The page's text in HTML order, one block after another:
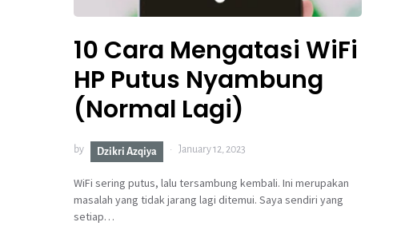
10 Cara Mengatasi WiFi
HP Putus Nyambung
(Normal Lagi)
by Dzikri Azqiya January 12, 2023
WiFi sering putus, lalu tersambung kembali. Ini merupakan
masalah yang tidak jarang lagi ditemui. Saya sendiri yang
setiap…